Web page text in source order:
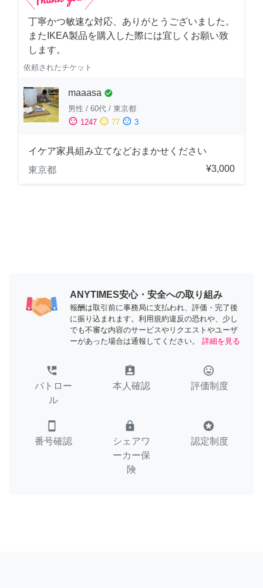
丁寧かつ敏速な対応、ありがとうございました。
またIKEA製品を購入した際には宜しくお願い致
します。
依頼されたチケット
maaasa check_circle
男性 / 60代 / 東京都
sentiment_satisfied 1247 sentiment_neutral 77 sentiment_dissatisfied 3
イケア家具組み立てなどおまかせください
東京都
¥3,000
ANYTIMES安心・安全への取り組み
報酬は取引前に事務局に支払われ、評価・完了後
に振り込まれます。利用規約違反の恐れや、少し
でも不審な内容のサービスやリクエストやユーザ
ーがあった場合は通報してください。
詳細を見る
perm_phone_msg
パトロー
ル
assignment_ind
本人確認
tag_faces
評価制度
smartphone
番号確認
lock
シェアワ
ーカー保
険
stars
認定制度